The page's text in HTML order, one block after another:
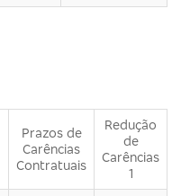
Prazos de
Carências
Contratuais
Redução
de
Carências
1